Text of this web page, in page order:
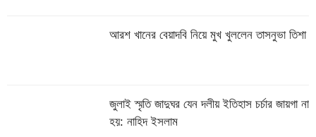
আরশ খানের বেয়াদবি নিয়ে মুখ খুললেন তাসনুভা তিশা
জুলাই স্মৃতি জাদুঘর যেন দলীয় ইতিহাস চর্চার জায়গা না
হয়: নাহিদ ইসলাম